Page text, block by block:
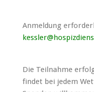
Anmeldung
Die Teilnahme
findet bei jedem